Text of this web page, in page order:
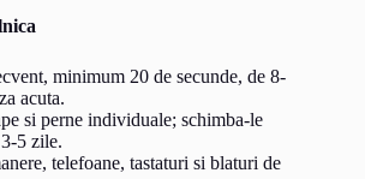
minimum 20 de secunde, de 8-
acuta.
si perne individuale; schimba-le
5 zile.
telefoane, tastaturi si blaturi de